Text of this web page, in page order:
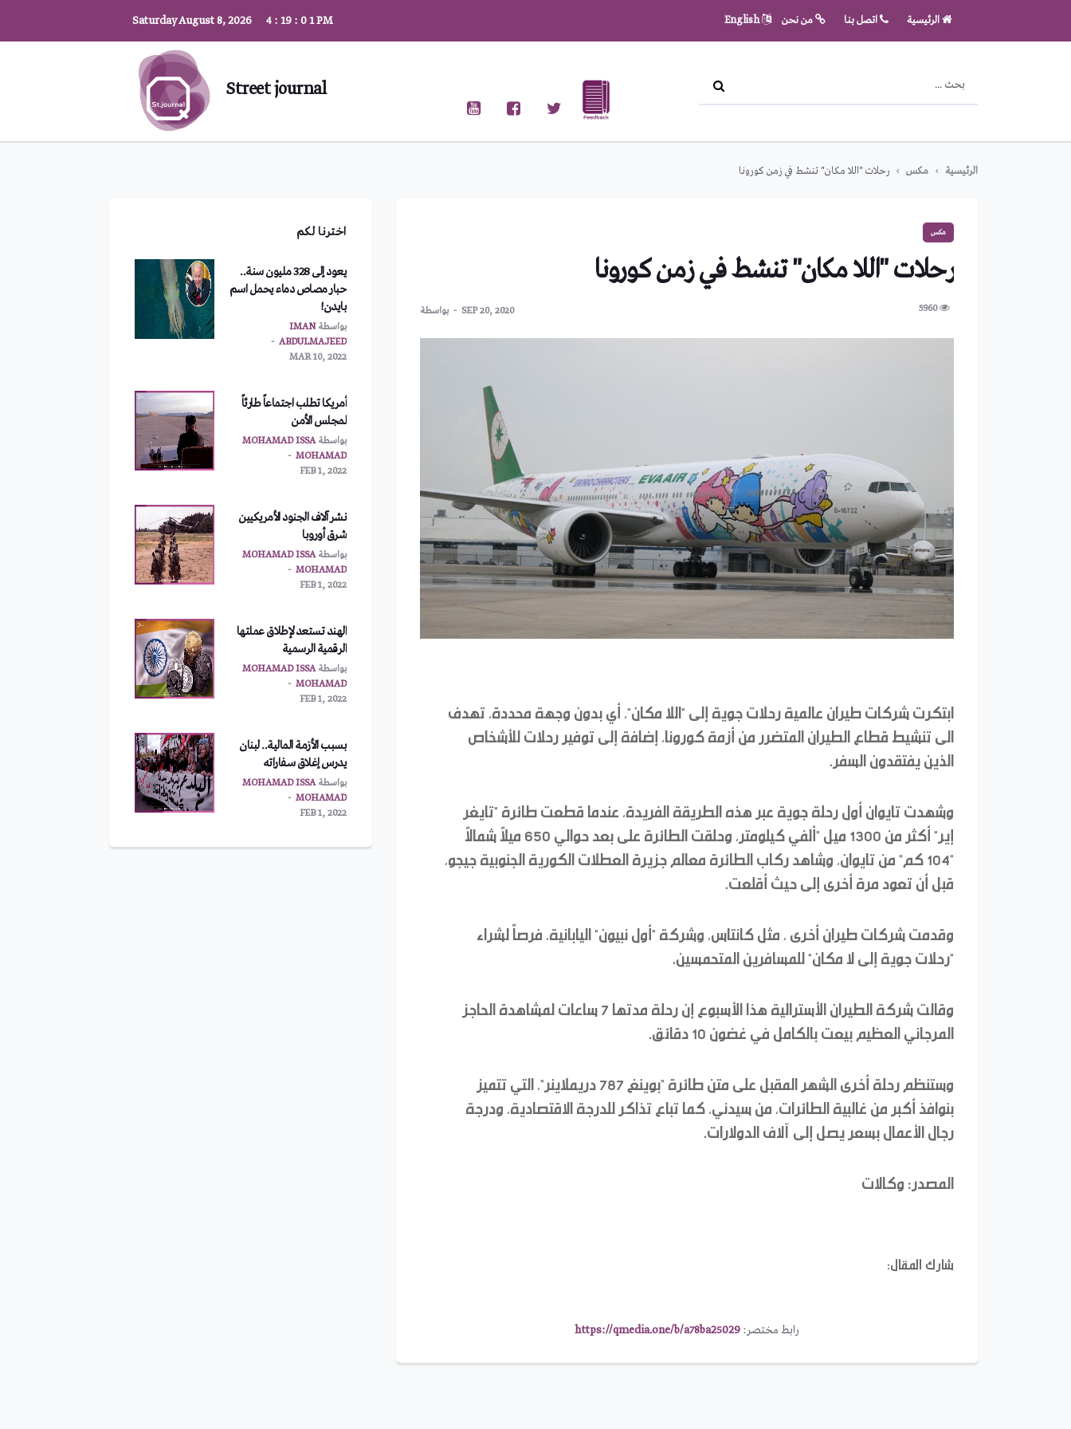
الرئيسية اتصل بنا من نحن English
Saturday August 8, 20264 :19 :01PM
Street journal
الرئيسية مكس رحلات "اللا مكان" تنشط في زمن كورونا
مكس
رحلات "اللا مكان" تنشط في زمن كورونا
5960
SEP 20, 2020 بواسطة
ابتكرت شركات طيران عالمية رحلات جوية إلى "اللا مكان"، أي بدون وجهة محددة، تهدف
الى تنشيط قطاع الطيران المتضرر من أزمة كورونا، إضافة إلى توفير رحلات للأشخاص
الذين يفتقدون السفر.
وشهدت تايوان أول رحلة جوية عبر هذه الطريقة الفريدة، عندما قطعت طائرة "تايغر
إير" أكثر من 1300 ميل "ألفي كيلومتر، وحلقت الطائرة على بعد حوالي 650 ميلاً شمالاً
"104 كم" من تايوان، وشاهد ركاب الطائرة معالم جزيرة العطلات الكورية الجنوبية جيجو،
قبل أن تعود مرة أخرى إلى حيث أقلعت.
وقدمت شركات طيران أخرى ، مثل كانتاس، وشركة "أول نبيون" اليابانية، فرصاً لشراء
"رحلات جوية إلى لا مكان" للمسافرين المتحمسين.
وقالت شركة الطيران الأسترالية هذا الأسبوع إن رحلة مدتها 7 ساعات لمشاهدة الحاجز
المرجاني العظيم بيعت بالكامل في غضون 10 دقائق.
وستنظم رحلة أخرى الشهر المقبل على متن طائرة "بوينغ 787 دريملاينر"، التي تتميز
بنوافذ أكبر من غالبية الطائرات، من سيدني، كما تباع تذاكر للدرجة الاقتصادية، ودرجة
رجال الأعمال بسعر يصل إلى آلاف الدولارات.
المصدر: وكالات
شارك المقال:
رابط مختصر: https://qmedia.one/b/a78ba25029
اخترنا لكم
يعود إلى 328 مليون سنة..
حبار مصاص دماء يحمل اسم
بايدن!
بواسطةIMAN
ABDULMAJEED
MAR 10, 2022
أمريكا تطلب اجتماعاً طارئاً
لمجلس الأمن
بواسطةMOHAMAD ISSA
MOHAMAD
FEB 1, 2022
نشر آلاف الجنود الأمريكيين
شرق أوروبا
بواسطةMOHAMAD ISSA
MOHAMAD
FEB 1, 2022
الهند تستعد لإطلاق عملتها
الرقمية الرسمية
بواسطةMOHAMAD ISSA
MOHAMAD
FEB 1, 2022
بسبب الأزمة المالية.. لبنان
يدرس إغلاق سفاراته
بواسطةMOHAMAD ISSA
MOHAMAD
FEB 1, 2022